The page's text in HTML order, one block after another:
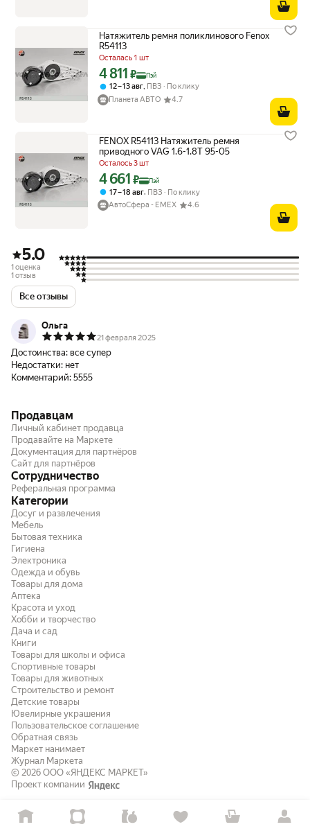
Натяжитель ремня поликлинового Fenox
R54113
Осталась 1 шт
Цена с картой Яндекс Пэй 4811 ₽ вместо
4 811 ₽ Пэй
12 – 13 авг ПВЗ
По клику
Планета АВТО
4.7
FENOX R54113 Натяжитель ремня
приводного VAG 1.6-1.8T 95-05
Осталось 3 шт
Цена с картой Яндекс Пэй 4661 ₽ вместо
4 661 ₽ Пэй
17 – 18 авг, ПВЗ
По клику
АвтоСфера - ЕМЕХ
4.6
5.0
1 оценка
1 отзыв
Все отзывы
Ольга
21 февраля 2025
Достоинства: все супер
Недостатки: нет
Комментарий: 5555
Продавцам
Личный кабинет продавца
Продавайте на Маркете
Документация для партнёров
Сайт для партнёров
Сотрудничество
Реферальная программа
Категории
Досуг и развлечения
Мебель
Бытовая техника
Гигиена
Электроника
Одежда и обувь
Товары для дома
Аптека
Красота и уход
Хобби и творчество
Дача и сад
Книги
Товары для школы и офиса
Спортивные товары
Товары для животных
Строительство и ремонт
Детские товары
Ювелирные украшения
Пользовательское соглашение
Обратная связь
Маркет нанимает
Журнал Маркета
© 2026 ООО «ЯНДЕКС МАРКЕТ»
Проект компании